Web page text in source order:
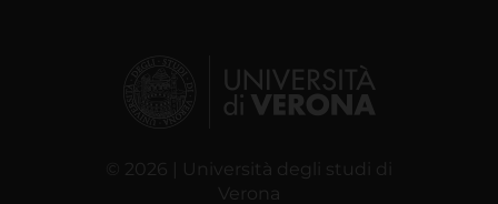
© 2026 | Università degli studi di
Verona